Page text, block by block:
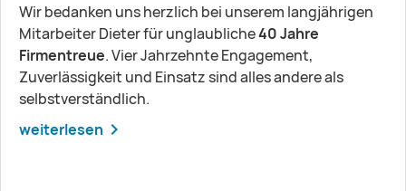
Wir bedanken uns herzlich bei unserem langjährigen
Mitarbeiter Dieter für unglaubliche40 Jahre
Firmentreue. Vier Jahrzehnte Engagement,
Zuverlässigkeit und Einsatz sind alles andere als
selbstverständlich.
weiterlesen